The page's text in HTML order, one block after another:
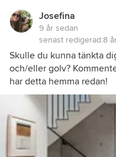
Josefina
9 år sedan
senast redigerad:8
Skulle du kunna tänkta
och/eller golv?
har detta hemma redan!